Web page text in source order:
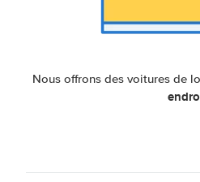
Nous offrons des voitures de